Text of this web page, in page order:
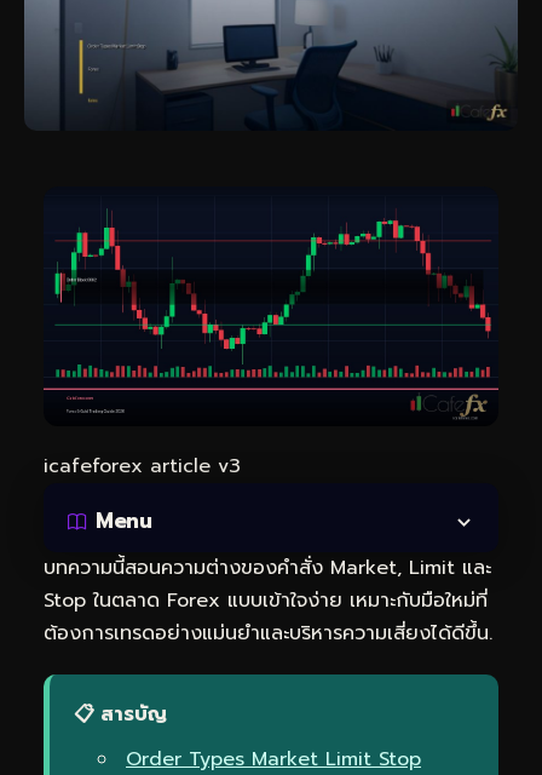
icafeforex article v3
Menu
บทความนี้สอนความต่างของคำสั่ง Market, Limit และ
Stop ในตลาด Forex แบบเข้าใจง่าย เหมาะกับมือใหม่ที่
ต้องการเทรดอย่างแม่นยำและบริหารความเสี่ยงได้ดีขึ้น.
📋 สารบัญ
Order Types Market Limit Stop